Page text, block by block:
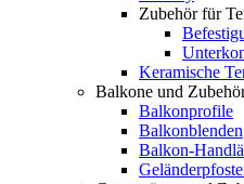
Zubehör für
Keramische
Balkone und
Balkonprofile
Balkonblenden
Balkon-